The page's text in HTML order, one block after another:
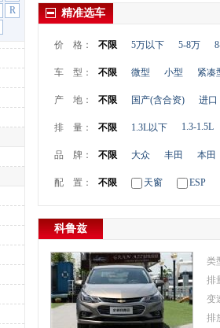
R
精准选车
价 格： 不限 5万以下 5-8万
车 型： 不限 微型 小型 紧凑
产 地： 不限 国产(含合资) 进口
排 量： 不限 1.3L以下 1.3-1.5L
品 牌： 不限 大众 丰田 本田
配 置： 不限 天窗 ESP
科鲁兹
类
排
变
排